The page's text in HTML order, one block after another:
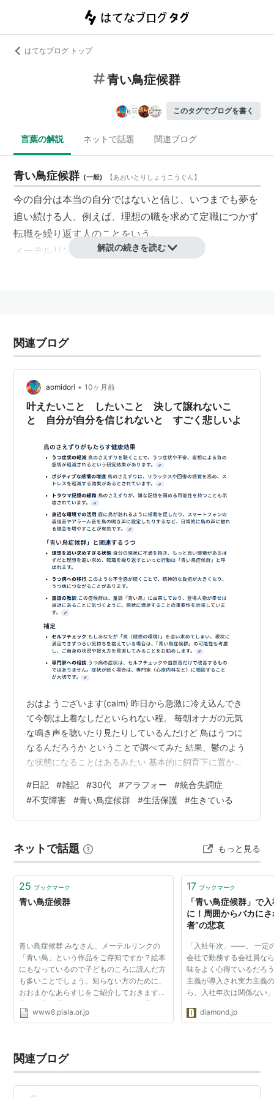
はてなブログ トップ
青い鳥症候群
このタグでブログを書く
言葉の解説 ネットで話題 関連ブログ
青い鳥症候群 (一般) 【あおいとりしょうこうぐん】
今の自分は本当の自分ではないと信じ、いつまでも夢を
追い続ける人、例えば、理想の職を求めて定職につかず
転職を繰り返す人のことをいう。
メーテルリンクの童話『青い鳥』にちなむ。
解説の続きを読む
関連ブログ
aomidori • 10ヶ月前
叶えたいこと したいこと 決して譲れないこ
と 自分が自分を信じれないと すごく悲しいよ
おはようございます(calm) 昨日から急激に冷え込んでき
て今朝は上着なしだといられない程。 毎朝オナガの元気
な鳴き声を聴いたり見たりしているんだけど 鳥はうつに
なるんだろうか ということで調べてみた 結果、鬱のよう
な状態になることはあるみたい 基本的に飼育下に置かれ
ぎたり、活気がなくなったりするらしい。 それより気に
なったのが 鳥のさえずりはうつに効果的という知見があ
るらしい。 毎朝聴いているけど確かに心は穏やかにな
「青い鳥症候群」 これは過去の僕に当てはまるような気
がした。 もっと最適解な…
#日記 #雑記 #30代 #アラフォー #統合失調症
#不安障害 #青い鳥症候群 #生活保護 #生きている
ネットで話題 もっと見る
25 ブックマーク
青い鳥症候群
青い鳥症候群 みなさん、メーテルリンクの
「青い鳥」という作品をご存知ですか？絵本
にもなっているので子どものころに読んだ方
も多いことでしょう。知らない方のために、
おおまかなあらすじをご紹介しておきます。
貧しい家に育ったチルチルとミチルの兄妹
は、幸福を招くという青い鳥を求めていろい
www8.plala.or.jp
17 ブックマーク
「青い鳥症候群」で
に！周囲からバカに
者”の悲哀
「入社年次」――。 一定
会社で勤務する会社員な
味をよく心得ているだろ
主義が導入され実力主義
ら、入社年次は関係ない
かなか消えてなくならな
diamond.jp
関連ブログ